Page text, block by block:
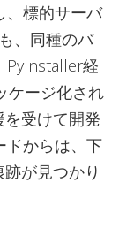
、標的サーバ
、同種のバ
PyInstaller経
ケージ化され
受けて開発
ドからは、下
が見つかり